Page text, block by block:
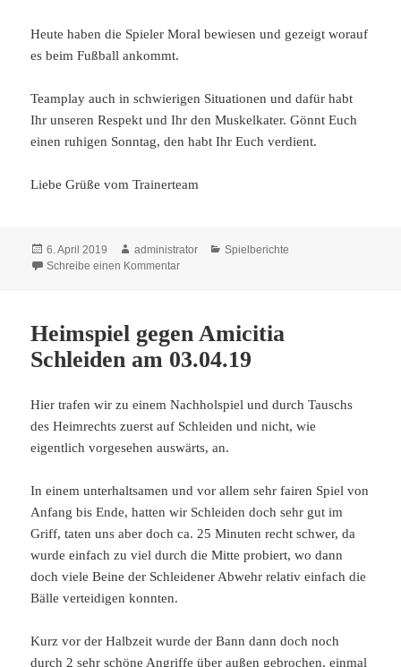
Heute haben die Spieler Moral bewiesen und gezeigt worauf
es beim Fußball ankommt.
Teamplay auch in schwierigen Situationen und dafür habt
Ihr unseren Respekt und Ihr den Muskelkater. Gönnt Euch
einen ruhigen Sonntag, den habt Ihr Euch verdient.
Liebe Grüße vom Trainerteam
Veröffentlicht
am
6. April 2019 Autor
administrator Kategorien
Spielberichte
Schreibe einen Kommentarzu Heimspiel gegen die SG Heideland
Heimspiel gegen Amicitia
Schleiden am 03.04.19
Hier trafen wir zu einem Nachholspiel und durch Tauschs
des Heimrechts zuerst auf Schleiden und nicht, wie
eigentlich vorgesehen auswärts, an.
In einem unterhaltsamen und vor allem sehr fairen Spiel von
Anfang bis Ende, hatten wir Schleiden doch sehr gut im
Griff, taten uns aber doch ca. 25 Minuten recht schwer, da
wurde einfach zu viel durch die Mitte probiert, wo dann
doch viele Beine der Schleidener Abwehr relativ einfach die
Bälle verteidigen konnten.
Kurz vor der Halbzeit wurde der Bann dann doch noch
durch 2 sehr schöne Angriffe über außen gebrochen, einmal